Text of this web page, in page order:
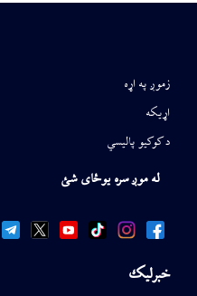
زموږ په اړه
اړیکه
د کوکیو پالیسي
له موږ سره یوځای شئ
خبرلیک